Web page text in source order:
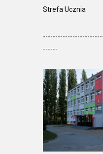
Strefa Ucznia
------